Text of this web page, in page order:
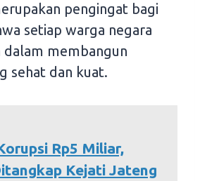
pengingat bagi
setiap warga negara
membangun
sehat dan kuat.
Rp5 Miliar,
Kejati Jateng